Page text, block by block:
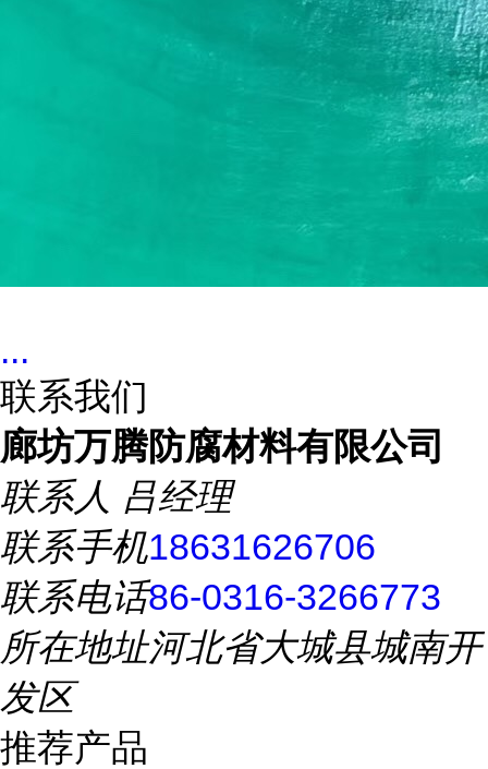
...
联系我们
廊坊万腾防腐材料有限公司
联系人 吕经理
联系手机18631626706
联系电话86-0316-3266773
所在地址河北省大城县城南开
发区
推荐产品